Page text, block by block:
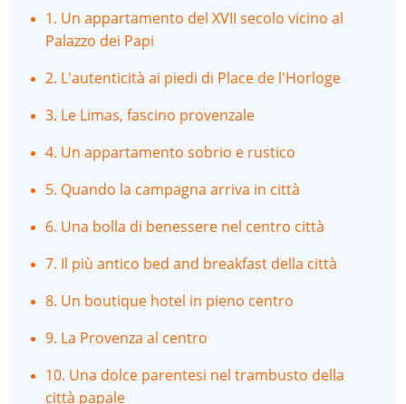
1. Un appartamento del XVII secolo vicino al
Palazzo dei Papi
2. L'autenticità ai piedi di Place de l'Horloge
3. Le Limas, fascino provenzale
4. Un appartamento sobrio e rustico
5. Quando la campagna arriva in città
6. Una bolla di benessere nel centro città
7. Il più antico bed and breakfast della città
8. Un boutique hotel in pieno centro
9. La Provenza al centro
10. Una dolce parentesi nel trambusto della
città papale